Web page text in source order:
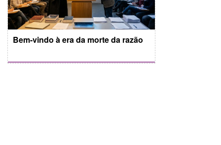
Bem-vindo à era da morte da razão